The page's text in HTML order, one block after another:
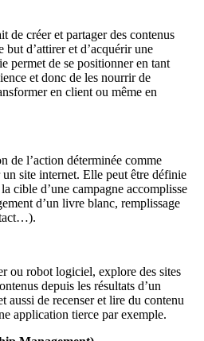
de créer et partager des contenus
but d’attirer et d’acquérir une
permet de se positionner en tant
et donc de les nourrir de
en client ou même en
de l’action déterminée comme
site internet. Elle peut être définie
cible d’une campagne accomplisse
d’un livre blanc, remplissage
ou robot logiciel, explore des sites
depuis les résultats d’un
aussi de recenser et lire du contenu
application tierce par exemple.